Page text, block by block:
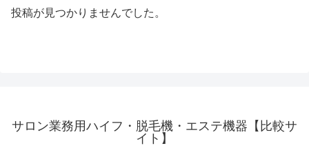
投稿が見つかりませんでした。
サロン業務用ハイフ・脱毛機・エステ機器【比較サ
イト】